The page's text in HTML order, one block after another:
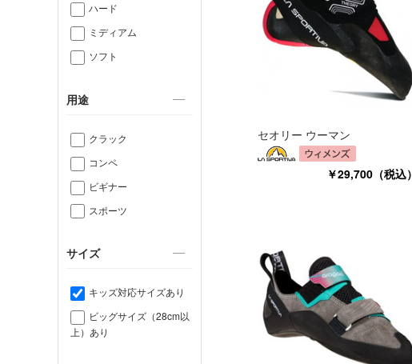
ハード
ミディアム
ソフト
用途
クラック
コンペ
ビギナー
スポーツ
サイズ
キッズ対応サイズあり
ビッグサイズ（28cm以
上）あり
セオリー ウーマン
￥29,700（税込）